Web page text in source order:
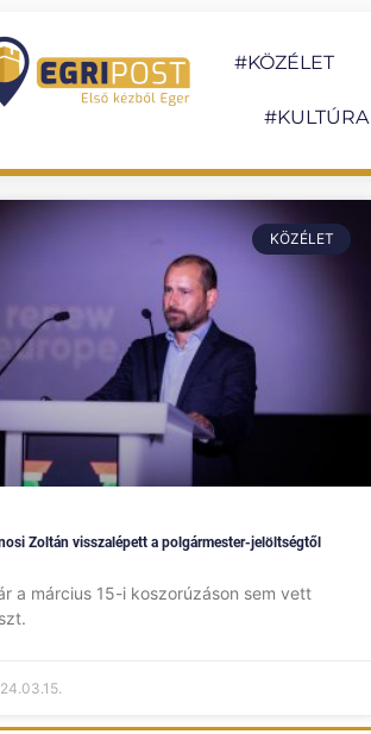
#KÖZÉLET
#KULTÚRA
KÖZÉLET
Zoltán visszalépett a polgármester-jelöltségtől
a március 15-i koszorúzáson sem vett